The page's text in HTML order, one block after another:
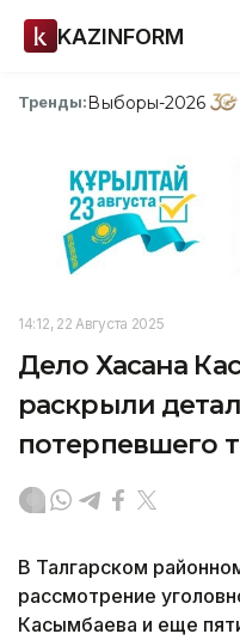
KAZINFORM
Тренды:Выборы-2026
14:12, 22 Августа 2025
Дело Хасана
раскрыли
потерпевшего
В Талгарском
рассмотрение
Касымбаева и еще